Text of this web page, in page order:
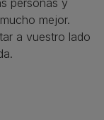
mejor.
a vuestro lado